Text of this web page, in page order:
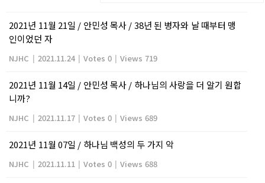
2021년 11월 21일 / 안민성 목사 / 38년 된 병자와 날 때부터 맹
인이었던 자
NJHC | 2021.11.24 | Votes 0 | Views 719
2021년 11월 14일 / 안민성 목사 / 하나님의 사랑을 더 알기 원합
니까?
NJHC | 2021.11.17 | Votes 0 | Views 689
2021년 11월 07일 / 하나님 백성의 두 가지 악
NJHC | 2021.11.11 | Votes 0 | Views 688